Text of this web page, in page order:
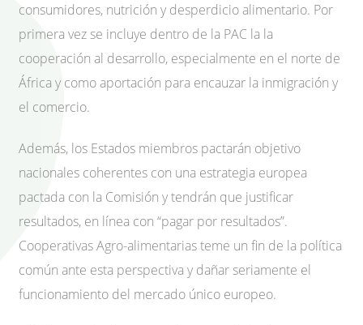
consumidores, nutrición y desperdicio alimentario. Por
primera vez se incluye dentro de la PAC la la
cooperación al desarrollo, especialmente en el norte de
África y como aportación para encauzar la inmigración y
el comercio.
Además, los Estados miembros pactarán objetivo
nacionales coherentes con una estrategia europea
pactada con la Comisión y tendrán que justificar
resultados, en línea con “pagar por resultados”.
Cooperativas Agro-alimentarias teme un fin de la política
común ante esta perspectiva y dañar seriamente el
funcionamiento del mercado único europeo.